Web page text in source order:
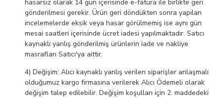
hasarsız olarak 14 gün içerisinde e-fatura ile birlikte geri
gönderilmesi gerekir. Ürün geri döndükten sonra yapılan
incelemelerde eksik veya hasar görülmemiş ise aynı gün
mesai saatleri içerisinde ücret iadesi yapılmaktadır. Satıcı
kaynaklı yanlış gönderilmiş ürünlerin iade ve nakliye
masrafları Satıcı'ya aittir.
4) Değişim: Alıcı kaynaklı yanlış verilen siparişler anlaşmalı
olduğumuz kargo firmasına verilerek Alıcı Ödemeli olarak
değişim talep edilebilir. Değişim koşulları için 2. maddedeki